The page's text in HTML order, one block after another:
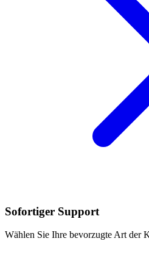
Sofortiger Support
Wählen Sie Ihre bevorzugte Art der